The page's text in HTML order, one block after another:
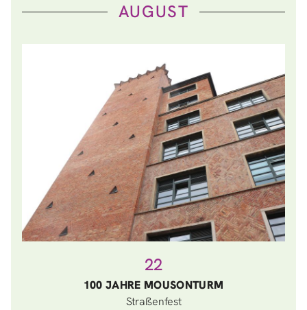
AUGUST
22
100 JAHRE MOUSONTURM
Straßenfest